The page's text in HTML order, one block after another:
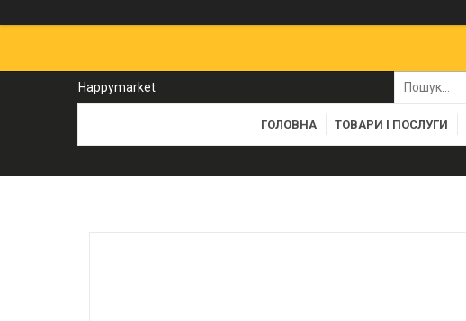
Happymarket
ГОЛОВНА ТОВАРИ І ПОСЛУГИ